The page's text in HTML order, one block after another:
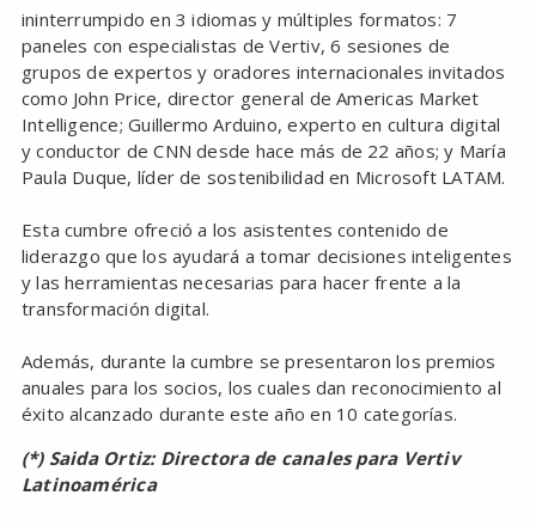
ininterrumpido en 3 idiomas y múltiples formatos: 7
paneles con especialistas de Vertiv, 6 sesiones de
grupos de expertos y oradores internacionales invitados
como John Price, director general de Americas Market
Intelligence; Guillermo Arduino, experto en cultura digital
y conductor de CNN desde hace más de 22 años; y María
Paula Duque, líder de sostenibilidad en Microsoft LATAM.
Esta cumbre ofreció a los asistentes contenido de
liderazgo que los ayudará a tomar decisiones inteligentes
y las herramientas necesarias para hacer frente a la
transformación digital.
Además, durante la cumbre se presentaron los premios
anuales para los socios, los cuales dan reconocimiento al
éxito alcanzado durante este año en 10 categorías.
(*) Saida Ortiz: Directora de canales para Vertiv
Latinoamérica